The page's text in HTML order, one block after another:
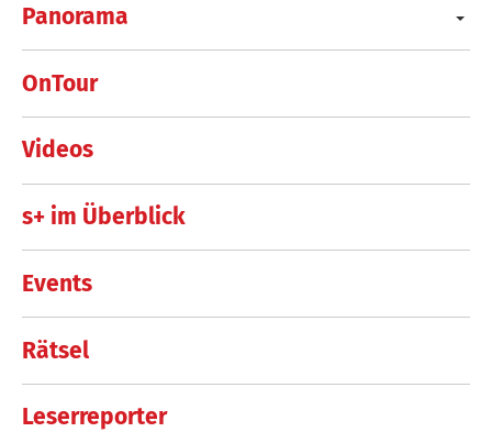
Panorama
OnTour
Videos
s+ im Überblick
Events
Rätsel
Leserreporter